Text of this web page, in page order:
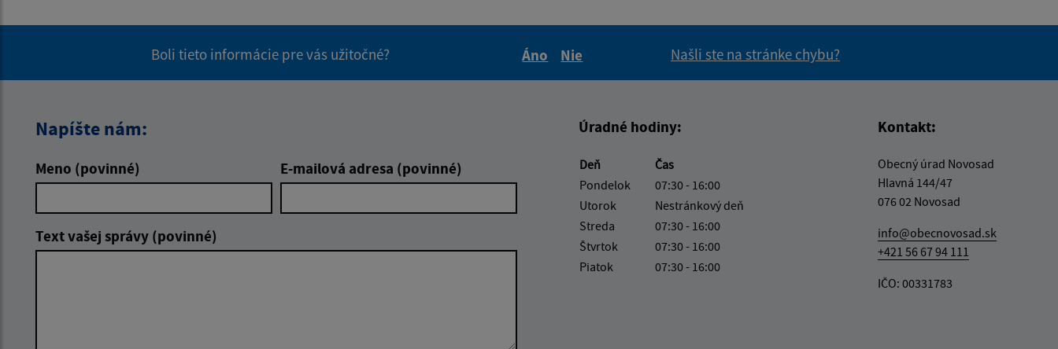
Boli tieto informácie pre vás užitočné?
Áno
Nie
Našli ste na stránke chybu?
Napíšte nám:
Meno (povinné) E-mailová adresa (povinné)
Text vašej správy (povinné)
Úradné hodiny:
Deň
Čas
Pondelok
07:30 - 16:00
Utorok
Nestránkový deň
Streda
07:30 - 16:00
Štvrtok
07:30 - 16:00
Piatok
07:30 - 16:00
Kontakt:
Obecný úrad Novosad
Hlavná 144/47
076 02 Novosad
info@obecnovosad.sk
+421 56 67 94 111
IČO: 00331783